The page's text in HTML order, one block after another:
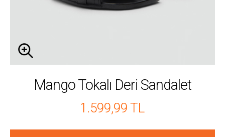
Mango Tokalı Deri Sandalet
1.599,99 TL